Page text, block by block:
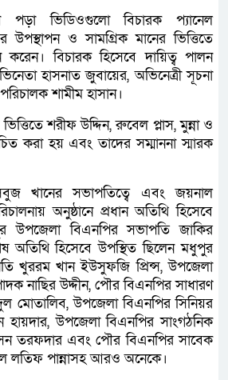
ভিডিওগুলো বিচারক প্যানেল
উপস্থাপন ও সামগ্রিক মানের ভিত্তিতে
করেন। বিচারক হিসেবে দায়িত্ব পালন
হাসনাত জুবায়ের, অভিনেত্রী সূচনা
শামীম হাসান।
শরীফ উদ্দিন, রুবেল প্লাস, মুন্না ও
করা হয় এবং তাদের সম্মাননা স্মারক
খানের সভাপতিত্বে এবং জয়নাল
অনুষ্ঠানে প্রধান অতিথি হিসেবে
উপজেলা বিএনপির সভাপতি জাকির
অতিথি হিসেবে উপস্থিত ছিলেন মধুপুর
খুররম খান ইউসুফজি প্রিন্স, উপজেলা
নাছির উদ্দীন, পৌর বিএনপির সাধারণ
মোতালিব, উপজেলা বিএনপির সিনিয়র
উপজেলা বিএনপির সাংগঠনিক
তরফদার এবং পৌর বিএনপির সাবেক
লতিফ পান্নাসহ আরও অনেকে।